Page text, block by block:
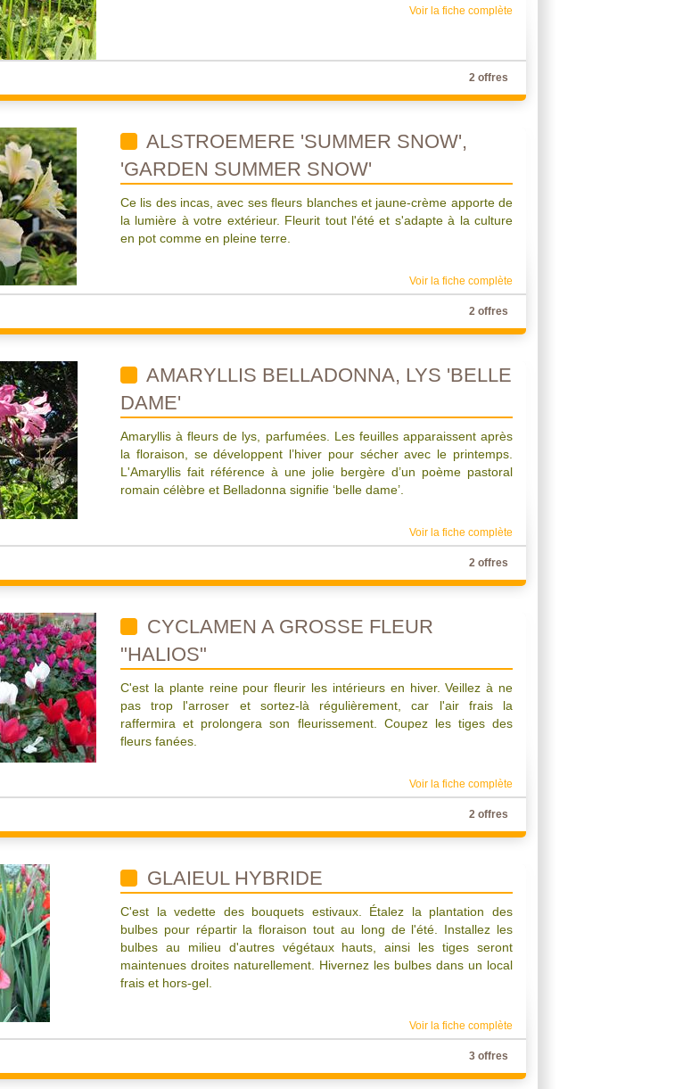
Voir la fiche complète
2 offres
ALSTROEMERE 'SUMMER SNOW',
'GARDEN SUMMER SNOW'
Ce lis des incas, avec ses fleurs blanches et jaune-crème apporte de
la lumière à votre extérieur. Fleurit tout l'été et s'adapte à la culture
en pot comme en pleine terre.
Voir la fiche complète
2 offres
AMARYLLIS BELLADONNA, LYS 'BELLE
DAME'
Amaryllis à fleurs de lys, parfumées. Les feuilles apparaissent après
la floraison, se développent l’hiver pour sécher avec le printemps.
L'Amaryllis fait référence à une jolie bergère d’un poème pastoral
romain célèbre et Belladonna signifie ‘belle dame’.
Voir la fiche complète
2 offres
CYCLAMEN A GROSSE FLEUR
"HALIOS"
C'est la plante reine pour fleurir les intérieurs en hiver. Veillez à ne
pas trop l'arroser et sortez-là régulièrement, car l'air frais la
raffermira et prolongera son fleurissement. Coupez les tiges des
fleurs fanées.
Voir la fiche complète
2 offres
GLAIEUL HYBRIDE
C'est la vedette des bouquets estivaux. Étalez la plantation des
bulbes pour répartir la floraison tout au long de l'été. Installez les
bulbes au milieu d'autres végétaux hauts, ainsi les tiges seront
maintenues droites naturellement. Hivernez les bulbes dans un local
frais et hors-gel.
Voir la fiche complète
3 offres